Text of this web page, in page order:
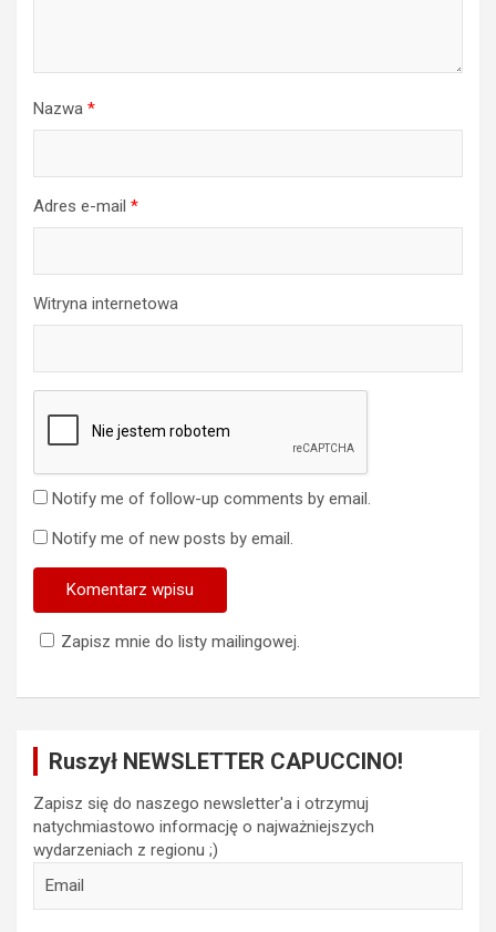
Nazwa *
Adres e-mail *
Witryna internetowa
Notify me of follow-up comments by email.
Notify me of new posts by email.
Zapisz mnie do listy mailingowej.
Ruszył NEWSLETTER CAPUCCINO!
Zapisz się do naszego newsletter'a i otrzymuj
natychmiastowo informację o najważniejszych
wydarzeniach z regionu ;)